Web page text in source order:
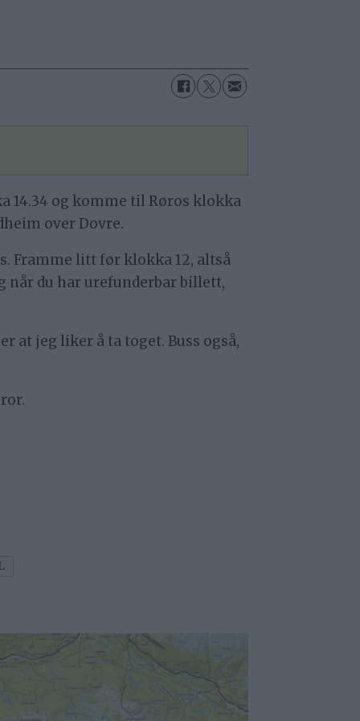
14.34 og komme til Røros klokka
over Dovre.
Framme litt før klokka 12, altså
når du har urefunderbar billett,
at jeg liker å ta toget. Buss også,